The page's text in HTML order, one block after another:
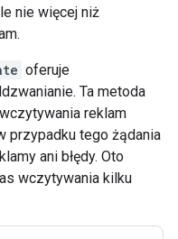
nie więcej niż
oferuje
Ta metoda
reklam
przypadku tego żądania
ani błędy. Oto
wczytywania kilku